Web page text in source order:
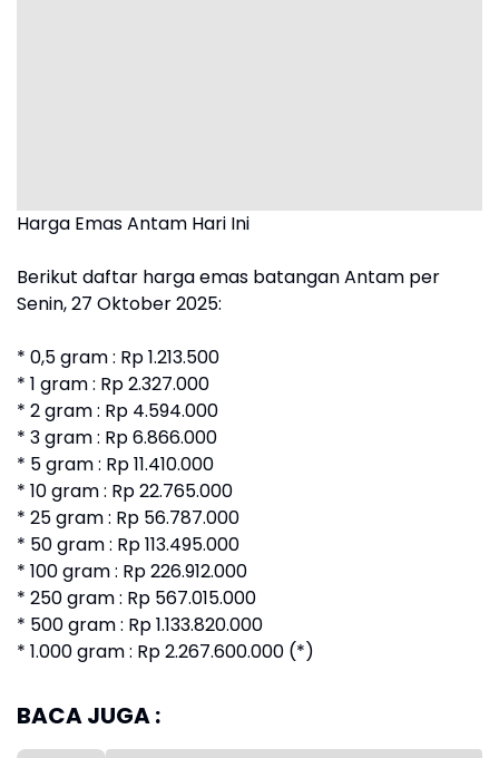
Harga Emas Antam Hari Ini
Berikut daftar harga emas batangan Antam per
Senin, 27 Oktober 2025:
* 0,5 gram : Rp 1.213.500
* 1 gram : Rp 2.327.000
* 2 gram : Rp 4.594.000
* 3 gram : Rp 6.866.000
* 5 gram : Rp 11.410.000
* 10 gram : Rp 22.765.000
* 25 gram : Rp 56.787.000
* 50 gram : Rp 113.495.000
* 100 gram : Rp 226.912.000
* 250 gram : Rp 567.015.000
* 500 gram : Rp 1.133.820.000
* 1.000 gram : Rp 2.267.600.000 (*)
BACA JUGA :